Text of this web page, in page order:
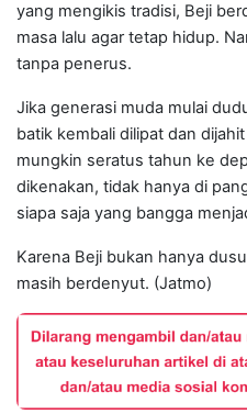
yang mengikis tradisi, Beji
masa lalu agar tetap hidup.
tanpa penerus.
Jika generasi muda mulai
batik kembali dilipat dan
mungkin seratus tahun ke
dikenakan, tidak hanya di
siapa saja yang bangga
Karena Beji bukan hanya
masih berdenyut. (Jatmo)